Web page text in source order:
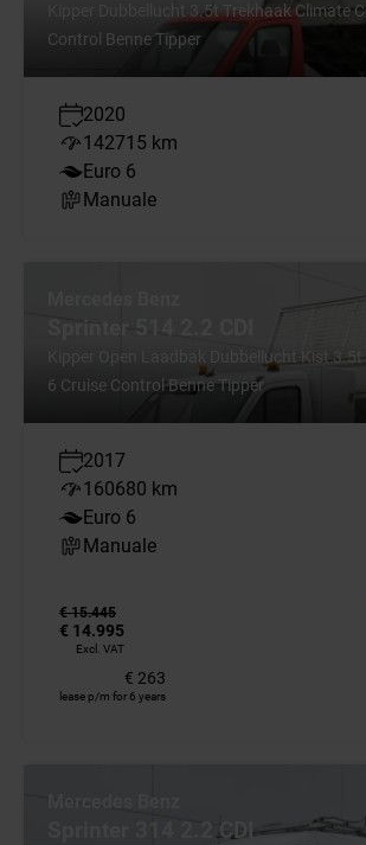
Kipper Dubbellucht 3.5t Trekhaak Climate
Control Benne Tipper
2020
142715 km
Euro 6
Manuale
Sprinter 514 2.2 CDI
Kipper Open Laadbak Dubbellucht Kist 3.5t
6 Cruise Control Benne Tipper
2017
160680 km
Euro 6
Manuale
€ 15.445
€ 14.995
Excl. VAT
€ 263
lease p/m for 6 years
Mercedes Benz
Sprinter 314 2.2 CDI